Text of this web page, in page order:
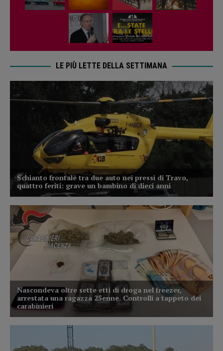
LE PIÙ LETTE DELLA SETTIMANA